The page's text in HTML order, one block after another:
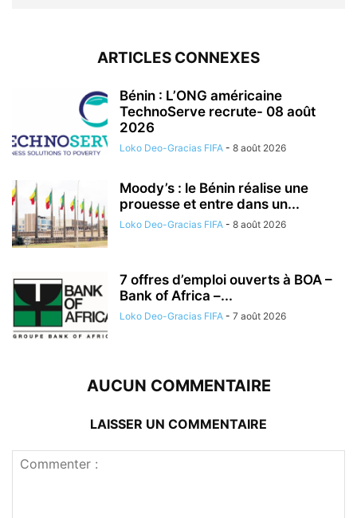
ARTICLES CONNEXES
Bénin : L’ONG américaine
TechnoServe recrute- 08 août
2026
Loko Deo-Gracias FIFA - 8 août 2026
Moody’s : le Bénin réalise une
prouesse et entre dans un...
Loko Deo-Gracias FIFA - 8 août 2026
7 offres d’emploi ouverts à BOA –
Bank of Africa –...
Loko Deo-Gracias FIFA - 7 août 2026
AUCUN COMMENTAIRE
LAISSER UN COMMENTAIRE